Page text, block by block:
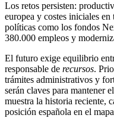
Los retos persisten:
europea y costes iniciales
políticas como los fondos
380.000 empleos y
El futuro exige equilibrio
responsable de recursos.
trámites administrativos y
serán claves para mantener
muestra la historia reciente,
posición española en el